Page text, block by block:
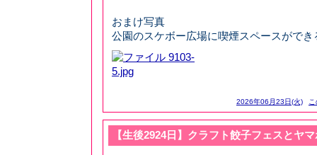
おまけ写真
公園のスケボー広場に喫煙スペースができ
2026年06月23日(火)
【生後2924日】クラフト餃子フェスとヤ